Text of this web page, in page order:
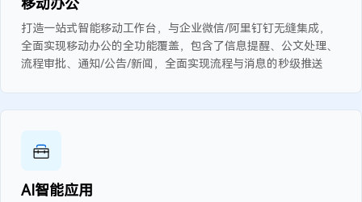
移动办公
打造一站式智能移动工作台，与企业微信/阿里钉钉无缝集成，
全面实现移动办公的全功能覆盖，包含了信息提醒、公文处理、
流程审批、通知/公告/新闻，全面实现流程与消息的秒级推送
AI智能应用